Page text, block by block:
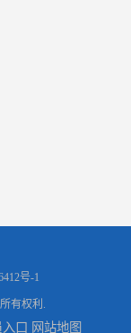
号-1
有权利.
口 网站地图